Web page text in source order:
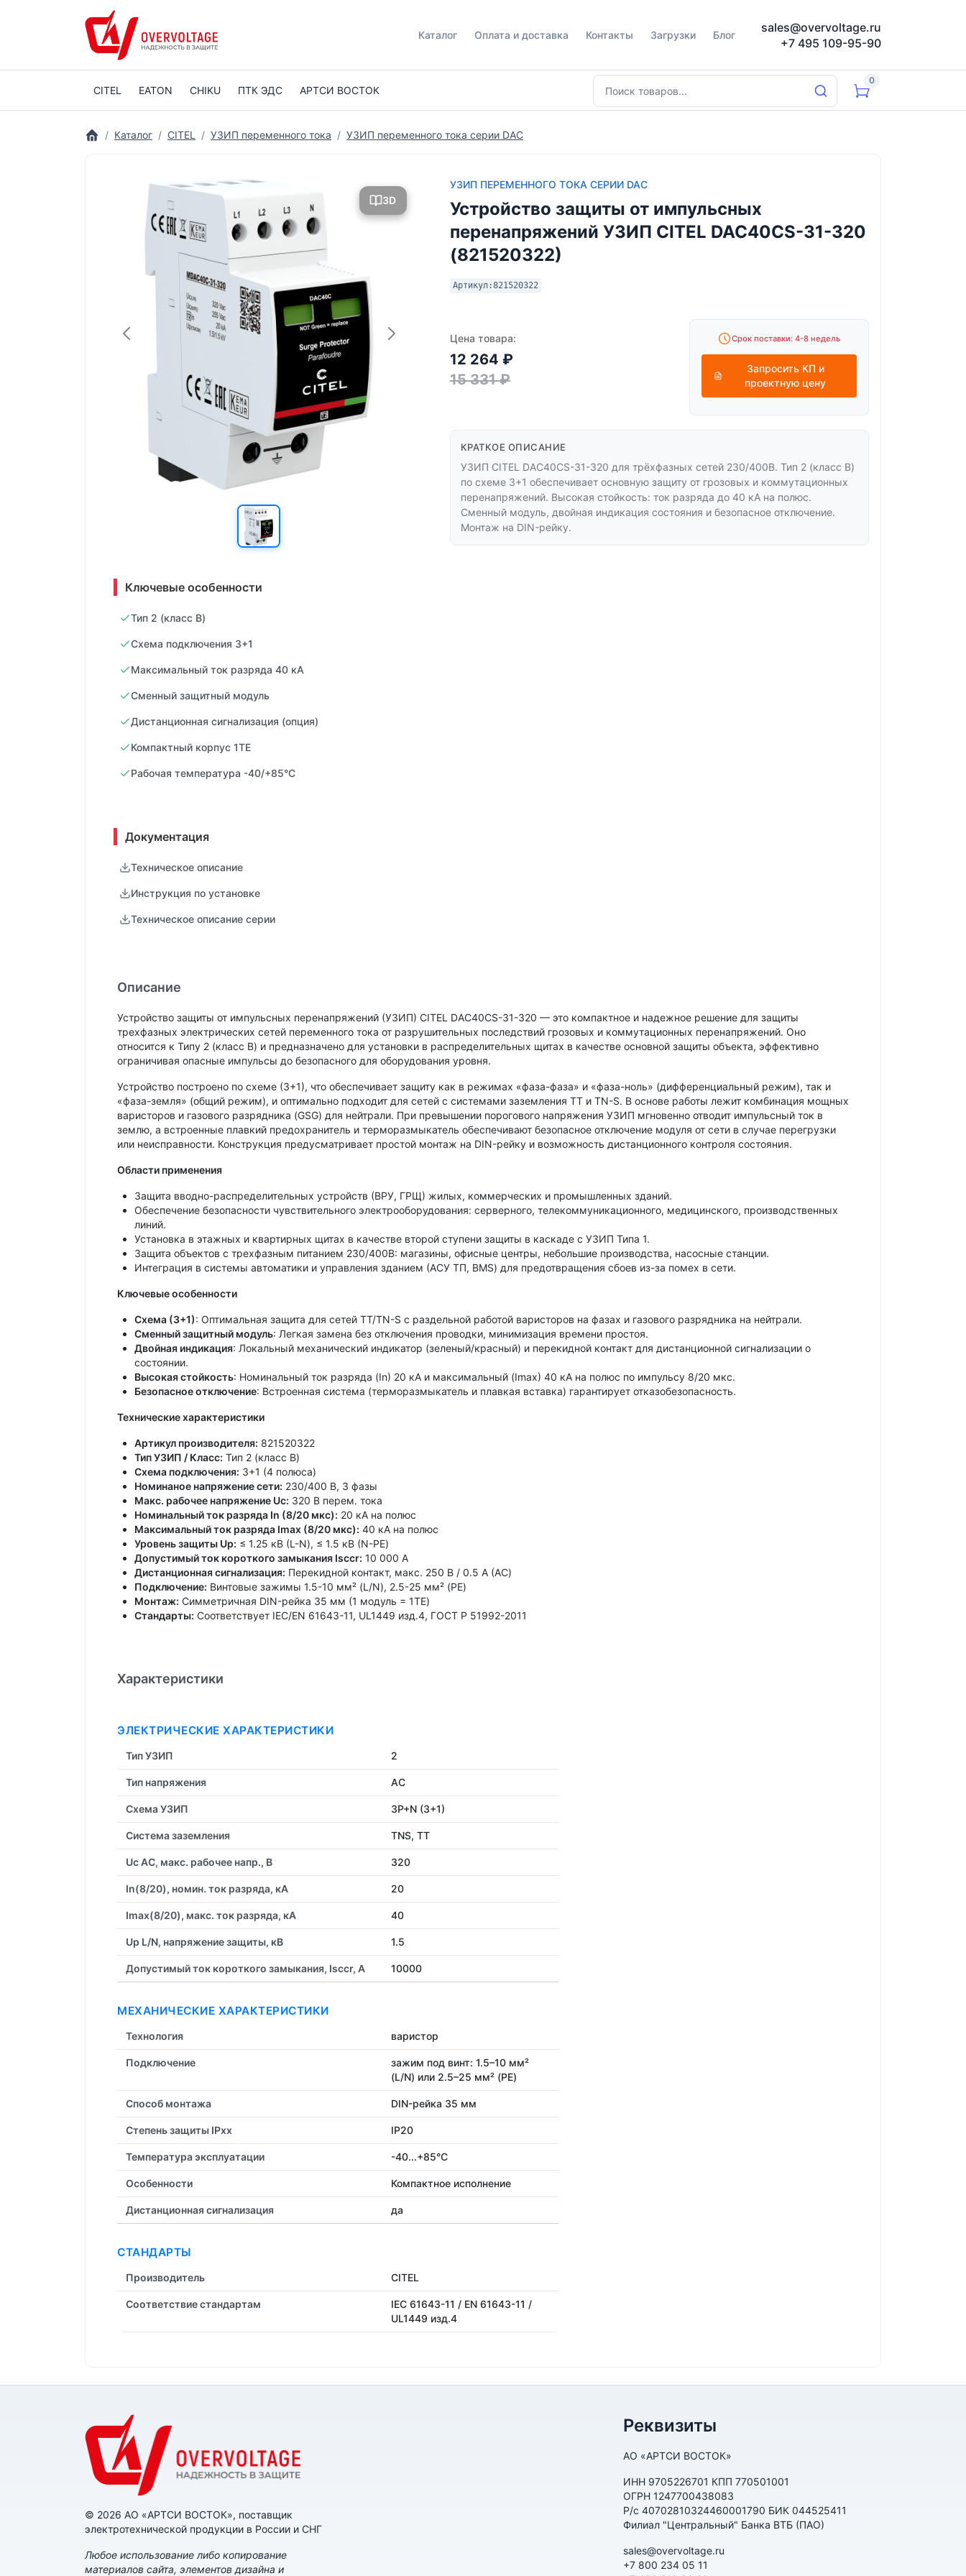
Каталог Оплата и доставка Контакты Загрузки Блог
sales@overvoltage.ru
+7 495 109-95-90
CITEL EATON CHIKU ПТК ЭДС АРТСИ ВОСТОК
0
Каталог CITEL УЗИП переменного тока УЗИП переменного тока серии DAC
3D
Ключевые особенности
Тип 2 (класс B)
Схема подключения 3+1
Максимальный ток разряда 40 кА
Сменный защитный модуль
Дистанционная сигнализация (опция)
Компактный корпус 1TE
Рабочая температура -40/+85°C
Документация
Техническое описание
Инструкция по установке
Техническое описание серии
УЗИП ПЕРЕМЕННОГО ТОКА СЕРИИ DAC
Устройство защиты от импульсных
перенапряжений УЗИП CITEL DAC40CS-31-320
(821520322)
Артикул:821520322
Цена товара:
12 264 ₽
15 331₽
Срок поставки: 4-8 недель
Запросить КП и
проектную цену
КРАТКОЕ ОПИСАНИЕ
УЗИП CITEL DAC40CS-31-320 для трёхфазных сетей 230/400В. Тип 2 (класс B)
по схеме 3+1 обеспечивает основную защиту от грозовых и коммутационных
перенапряжений. Высокая стойкость: ток разряда до 40 кА на полюс.
Сменный модуль, двойная индикация состояния и безопасное отключение.
Монтаж на DIN-рейку.
Описание
Устройство защиты от импульсных перенапряжений (УЗИП) CITEL DAC40CS-31-320 — это компактное и надежное решение для защиты
трехфазных электрических сетей переменного тока от разрушительных последствий грозовых и коммутационных перенапряжений. Оно
относится к Типу 2 (класс B) и предназначено для установки в распределительных щитах в качестве основной защиты объекта, эффективно
ограничивая опасные импульсы до безопасного для оборудования уровня.
Устройство построено по схеме (3+1), что обеспечивает защиту как в режимах «фаза-фаза» и «фаза-ноль» (дифференциальный режим), так и
«фаза-земля» (общий режим), и оптимально подходит для сетей с системами заземления TT и TN-S. В основе работы лежит комбинация мощных
варисторов и газового разрядника (GSG) для нейтрали. При превышении порогового напряжения УЗИП мгновенно отводит импульсный ток в
землю, а встроенные плавкий предохранитель и терморазмыкатель обеспечивают безопасное отключение модуля от сети в случае перегрузки
или неисправности. Конструкция предусматривает простой монтаж на DIN-рейку и возможность дистанционного контроля состояния.
Области применения
Защита вводно-распределительных устройств (ВРУ, ГРЩ) жилых, коммерческих и промышленных зданий.
Обеспечение безопасности чувствительного электрооборудования: серверного, телекоммуникационного, медицинского, производственных
линий.
Установка в этажных и квартирных щитах в качестве второй ступени защиты в каскаде с УЗИП Типа 1.
Защита объектов с трехфазным питанием 230/400В: магазины, офисные центры, небольшие производства, насосные станции.
Интеграция в системы автоматики и управления зданием (АСУ ТП, BMS) для предотвращения сбоев из-за помех в сети.
Ключевые особенности
Схема (3+1): Оптимальная защита для сетей TT/TN-S с раздельной работой варисторов на фазах и газового разрядника на нейтрали.
Сменный защитный модуль: Легкая замена без отключения проводки, минимизация времени простоя.
Двойная индикация: Локальный механический индикатор (зеленый/красный) и перекидной контакт для дистанционной сигнализации о
состоянии.
Высокая стойкость: Номинальный ток разряда (In) 20 кА и максимальный (Imax) 40 кА на полюс по импульсу 8/20 мкс.
Безопасное отключение: Встроенная система (терморазмыкатель и плавкая вставка) гарантирует отказобезопасность.
Технические характеристики
Артикул производителя: 821520322
Тип УЗИП / Класс: Тип 2 (класс B)
Схема подключения: 3+1 (4 полюса)
Номинаное напряжение сети: 230/400 В, 3 фазы
Макс. рабочее напряжение Uc: 320 В перем. тока
Номинальный ток разряда In (8/20 мкс): 20 кА на полюс
Максимальный ток разряда Imax (8/20 мкс): 40 кА на полюс
Уровень защиты Up: ≤ 1.25 кВ (L-N), ≤ 1.5 кВ (N-PE)
Допустимый ток короткого замыкания Isccr: 10 000 А
Дистанционная сигнализация: Перекидной контакт, макс. 250 В / 0.5 А (AC)
Подключение: Винтовые зажимы 1.5-10 мм² (L/N), 2.5-25 мм² (PE)
Монтаж: Симметричная DIN-рейка 35 мм (1 модуль = 1TE)
Стандарты: Соответствует IEC/EN 61643-11, UL1449 изд.4, ГОСТ Р 51992-2011
Характеристики
ЭЛЕКТРИЧЕСКИЕ ХАРАКТЕРИСТИКИ
Тип УЗИП 2
Тип напряжения AC
Схема УЗИП 3P+N (3+1)
Система заземления TNS, TT
Uc AC, макс. рабочее напр., В 320
In(8/20), номин. ток разряда, кА 20
Imax(8/20), макс. ток разряда, кА 40
Up L/N, напряжение защиты, кВ 1.5
Допустимый ток короткого замыкания, Isccr, А 10000
МЕХАНИЧЕСКИЕ ХАРАКТЕРИСТИКИ
Технология варистор
Подключение
зажим под винт: 1.5–10 мм²
(L/N) или 2.5–25 мм² (PE)
Способ монтажа DIN-рейка 35 мм
Степень защиты IPxx IP20
Температура эксплуатации -40...+85°C
Особенности Компактное исполнение
Дистанционная cигнализация да
СТАНДАРТЫ
Производитель CITEL
Соответствие стандартам
IEC 61643-11 / EN 61643-11 /
UL1449 изд.4
© 2026 АО «АРТСИ ВОСТОК», поставщик
электротехнической продукции в России и СНГ
Любое использование либо копирование
материалов сайта, элементов дизайна и
Реквизиты
АО «АРТСИ ВОСТОК»
ИНН 9705226701 КПП 770501001
ОГРН 1247700438083
Р/с 40702810324460001790 БИК 044525411
Филиал "Центральный" Банка ВТБ (ПАО)
sales@overvoltage.ru
+7 800 234 05 11